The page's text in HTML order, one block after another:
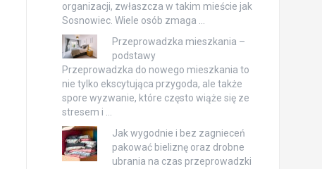
organizacji, zwłaszcza w takim mieście jak
Sosnowiec. Wiele osób zmaga …
Przeprowadzka mieszkania –
podstawy
Przeprowadzka do nowego mieszkania to
nie tylko ekscytująca przygoda, ale także
spore wyzwanie, które często wiąże się ze
stresem i …
Jak wygodnie i bez zagnieceń
pakować bieliznę oraz drobne
ubrania na czas przeprowadzki